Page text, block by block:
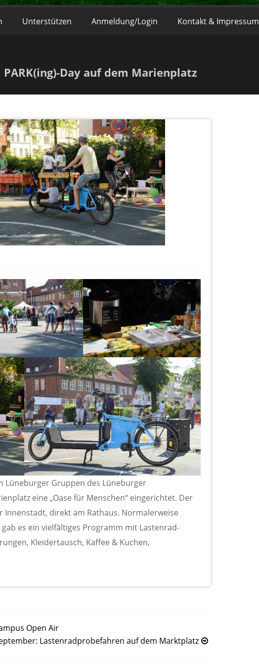
Unterstützen Anmeldung/Login Kontakt & Impressum
Day auf dem Marienplatz
Lüneburger Gruppen des Lüneburger
eine „Oase für Menschen“ eingerichtet. Der
direkt am Rathaus. Normalerweise
es ein vielfältiges Programm mit Lastenrad-
Kleidertausch, Kaffee & Kuchen,
Open Air
Lastenradprobefahren auf dem Marktplatz